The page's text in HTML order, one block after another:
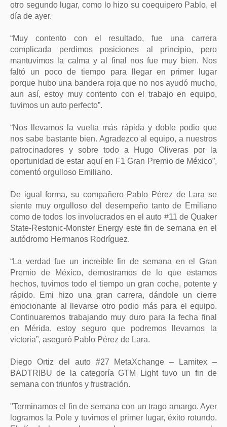
otro segundo lugar, como lo hizo su coequipero Pablo, el
día de ayer.
“Muy contento con el resultado, fue una carrera
complicada perdimos posiciones al principio, pero
mantuvimos la calma y al final nos fue muy bien. Nos
faltó un poco de tiempo para llegar en primer lugar
porque hubo una bandera roja que no nos ayudó mucho,
aun así, estoy muy contento con el trabajo en equipo,
tuvimos un auto perfecto”.
“Nos llevamos la vuelta más rápida y doble podio que
nos sabe bastante bien. Agradezco al equipo, a nuestros
patrocinadores y sobre todo a Hugo Oliveras por la
oportunidad de estar aquí en F1 Gran Premio de México”,
comentó orgulloso Emiliano.
De igual forma, su compañero Pablo Pérez de Lara se
siente muy orgulloso del desempeño tanto de Emiliano
como de todos los involucrados en el auto #11 de Quaker
State-Restonic-Monster Energy este fin de semana en el
autódromo Hermanos Rodríguez.
“La verdad fue un increíble fin de semana en el Gran
Premio de México, demostramos de lo que estamos
hechos, tuvimos todo el tiempo un gran coche, potente y
rápido. Emi hizo una gran carrera, dándole un cierre
emocionante al llevarse otro podio más para el equipo.
Continuaremos trabajando muy duro para la fecha final
en Mérida, estoy seguro que podremos llevarnos la
victoria”, aseguró Pablo Pérez de Lara.
Diego Ortiz del auto #27 MetaXchange – Lamitex –
BADTRIBU de la categoría GTM Light tuvo un fin de
semana con triunfos y frustración.
"Terminamos el fin de semana con un trago amargo. Ayer
logramos la Pole y tuvimos el primer lugar, éxito rotundo.